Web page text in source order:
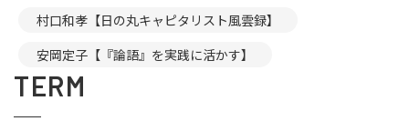
村口和孝【日の丸キャピタリスト風雲録】
安岡定子【『論語』を実践に活かす】
TERM